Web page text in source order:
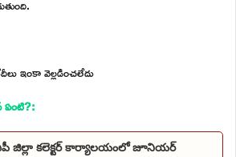
ఇంకా వెల్లడించలేదు
ఏంటి?:
జిల్లా కలెక్టర్ కార్యాలయంలో జూనియర్